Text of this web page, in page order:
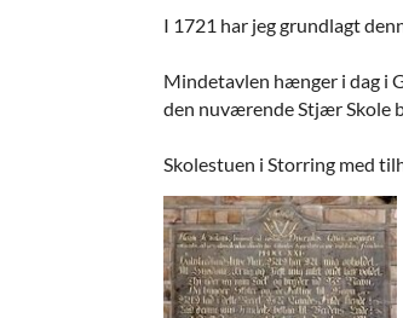
I 1721 har jeg grundlagt
Mindetavlen hænger i dag i
den nuværende Stjær Skole
Skolestuen i Storring med